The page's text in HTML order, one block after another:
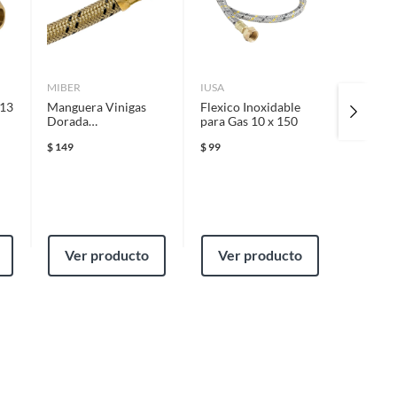
MIBER
Manguera Vinigas
Dorada
$ 149
Ver producto
IUSA
Flexico Inoxidable
para Gas 10 x 150
$99
Ver producto
Parrilla